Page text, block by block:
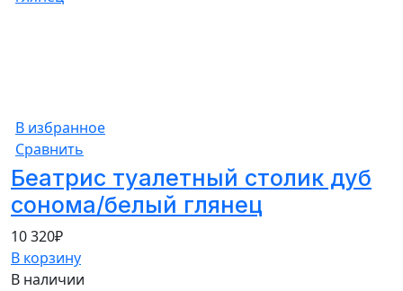
В избранное
Сравнить
Беатрис туалетный столик дуб
сонома/белый глянец
10 320₽
В корзину
В наличии